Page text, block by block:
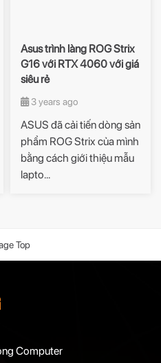
Asus trình làng ROG Strix
G16 với RTX 4060 với giá
siêu rẻ
3 years ago
ASUS đã cải tiến dòng sản
phẩm ROG Strix của mình
bằng cách giới thiệu mẫu
lapto...
Top
Computer